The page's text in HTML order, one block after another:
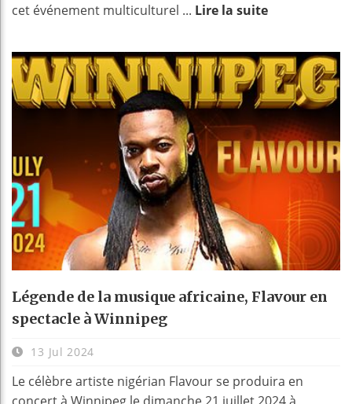
cet événement multiculturel ... Lire la suite
Légende de la musique africaine, Flavour en
spectacle à Winnipeg
13 Jul 2024
Le célèbre artiste nigérian Flavour se produira en